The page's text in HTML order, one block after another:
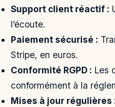
Support client réactif :
l’écoute.
Paiement sécurisé :
Stripe, en euros.
Conformité RGPD : Les
conformément à la
Mises à jour régulières